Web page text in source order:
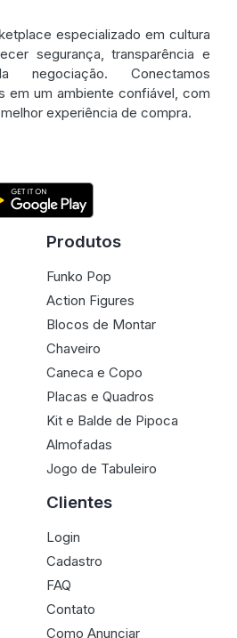
especializado em cultura
segurança, transparência e
negociação. Conectamos
em um ambiente confiável, com
experiência de compra.
Produtos
Funko Pop
Action Figures
Blocos de Montar
Chaveiro
Caneca e Copo
Placas e Quadros
Kit e Balde de Pipoca
Almofadas
Jogo de Tabuleiro
Clientes
Login
Cadastro
FAQ
Contato
Como Anunciar